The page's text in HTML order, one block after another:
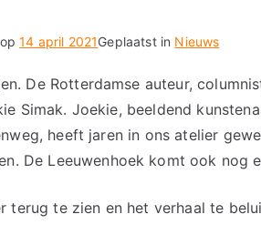
op14 april 2021Geplaatst in Nieuws
De Rotterdamse auteur,
Simak. Joekie, beeldend
heeft jaren in ons atelier
De Leeuwenhoek komt ook nog
terug te zien en het verhaal te